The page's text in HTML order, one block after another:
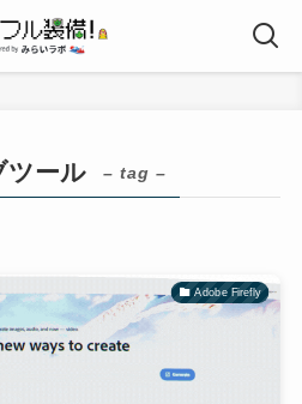
ツール – tag –
Adobe Firefly